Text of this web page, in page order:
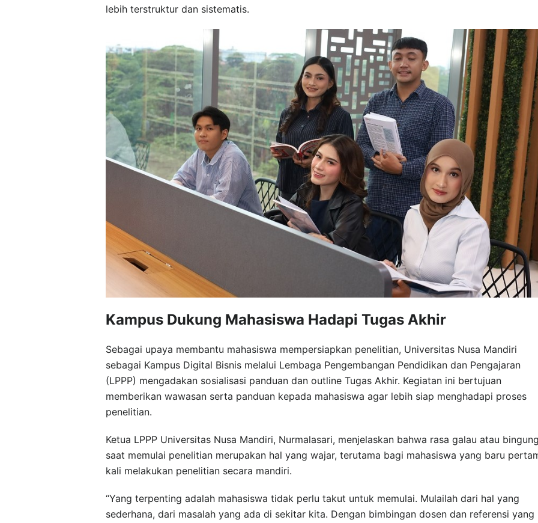
lebih terstruktur dan sistematis.
Kampus Dukung Mahasiswa Hadapi Tugas Akhir
Sebagai upaya membantu mahasiswa mempersiapkan penelitian, Universitas Nusa Mandiri
sebagai Kampus Digital Bisnis melalui Lembaga Pengembangan Pendidikan dan Pengajaran
(LPPP) mengadakan sosialisasi panduan dan outline Tugas Akhir. Kegiatan ini bertujuan
memberikan wawasan serta panduan kepada mahasiswa agar lebih siap menghadapi proses
penelitian.
Ketua LPPP Universitas Nusa Mandiri, Nurmalasari, menjelaskan bahwa rasa galau atau
saat memulai penelitian merupakan hal yang wajar, terutama bagi mahasiswa yang baru
kali melakukan penelitian secara mandiri.
“Yang terpenting adalah mahasiswa tidak perlu takut untuk memulai. Mulailah dari hal yang
sederhana, dari masalah yang ada di sekitar kita. Dengan bimbingan dosen dan referensi yang